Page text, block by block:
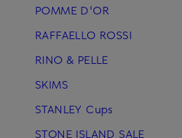
POMME D'OR
RAFFAELLO ROSSI
RINO & PELLE
SKIMS
STANLEY Cups
STONE ISLAND SALE